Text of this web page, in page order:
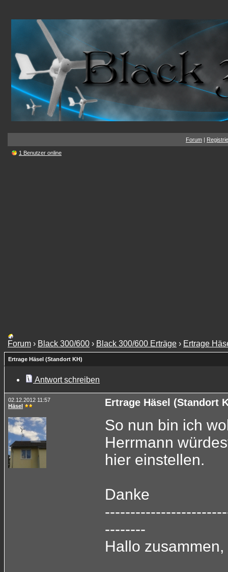
Forum |
1 Benutzer online
Forum › Black 300/600 › Black 300/600 Erträge › Ertrage
Ertrage Häsel (Standort KH)
Antwort schreiben
02.12.2012 11:57
Häsel
Ertrage Häsel (Standort
So nun bin ich
Herrmann
hier einstellen.
Danke
--------
Hallo zusammen,